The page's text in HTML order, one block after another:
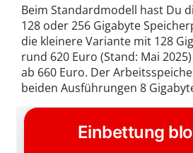
Beim Standardmodell hast Du
128 oder 256 Gigabyte
die kleinere Variante mit 128
rund 620 Euro (Stand: Mai
ab 660 Euro. Der
beiden Ausführungen 8